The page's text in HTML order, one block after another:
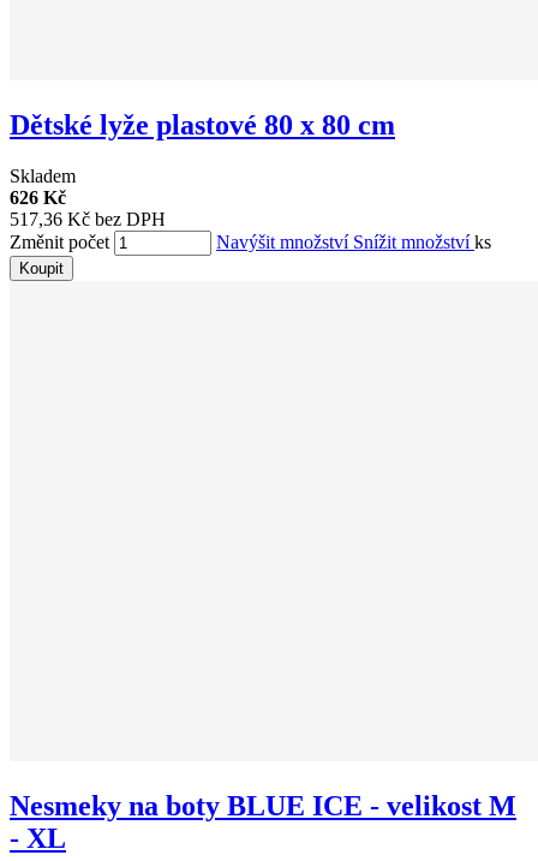
Dětské lyže plastové 80 x 80 cm
Skladem
626 Kč
517,36 Kč bez DPH
Změnit počet
Navýšit množství Snížit množstvíks
Koupit
Nesmeky na boty BLUE ICE - velikost M
- XL